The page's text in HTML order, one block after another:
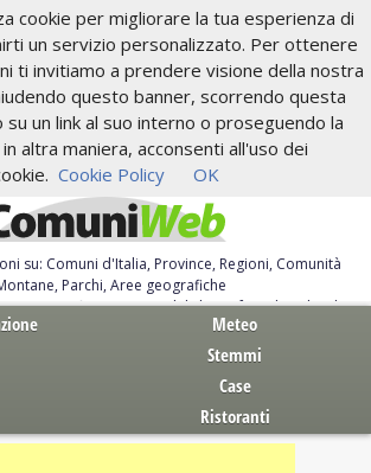
cookie per migliorare la tua esperienza di
un servizio personalizzato. Per ottenere
ti invitiamo a prendere visione della nostra
questo banner, scorrendo questa
su un link al suo interno o proseguendo la
altra maniera, acconsenti all'uso dei
Cookie Policy OK
su: Comuni d'Italia, Province, Regioni, Comunità
Parchi, Aree geografiche
Autocertificazione, moduli, leggi, free download
Meteo
Stemmi
Case
Ristoranti